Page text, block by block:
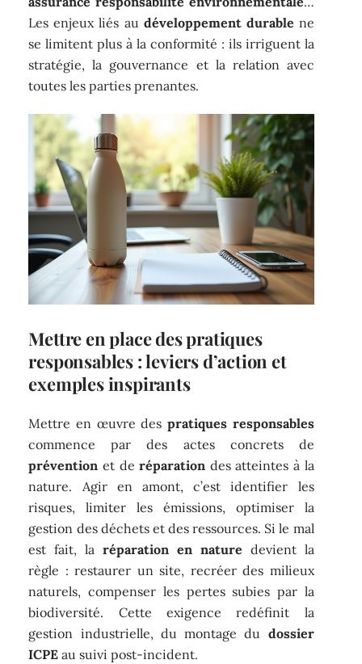
Les enjeux liés au développement durable ne
se limitent plus à la conformité : ils irriguent la
stratégie, la gouvernance et la relation avec
toutes les parties prenantes.
Mettre en place des pratiques
responsables : leviers d’action et
exemples inspirants
Mettre en œuvre des pratiques responsables
commence par des actes concrets de
prévention et deréparation des atteintes à la
nature. Agir en amont, c’est identifier les
risques, limiter les émissions, optimiser la
gestion des déchets et des ressources. Si le mal
est fait, laréparation en nature devient la
règle : restaurer un site, recréer des milieux
naturels, compenser les pertes subies par la
biodiversité. Cette exigence redéfinit la
gestion industrielle, du montage du dossier
ICPE au suivi post-incident.